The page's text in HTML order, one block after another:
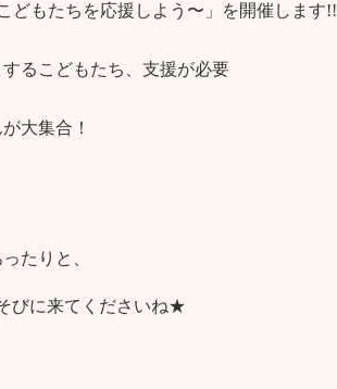
もたちを応援しよう〜」を開催します!!
るこどもたち、支援が必要
大集合！
たりと、
びに来てくださいね★